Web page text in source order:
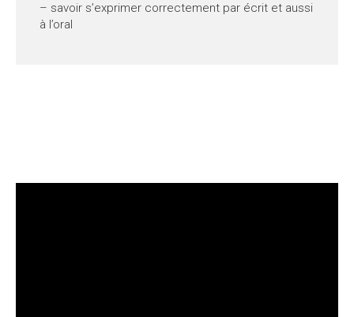
– savoir s’exprimer correctement par écrit et aussi
à l’oral